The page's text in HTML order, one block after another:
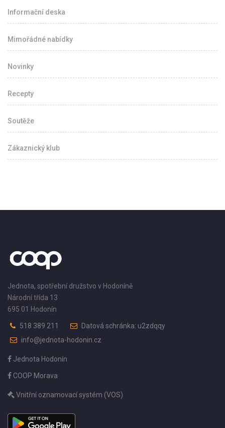
Informační deska
Mimořádné nabídky
Novinky
Recepty
Soutěže
Zákaznický klub
Jednota, spotřební družstvo v Hodoníně
Národní třída 13
695 01 Hodonín
518 389 211
Datová schránka: u2zdqqy
info@jednota-hodonin.cz
Jednota Hodonín
COOP Morava
Vnitřní oznamovací systém (VOS)